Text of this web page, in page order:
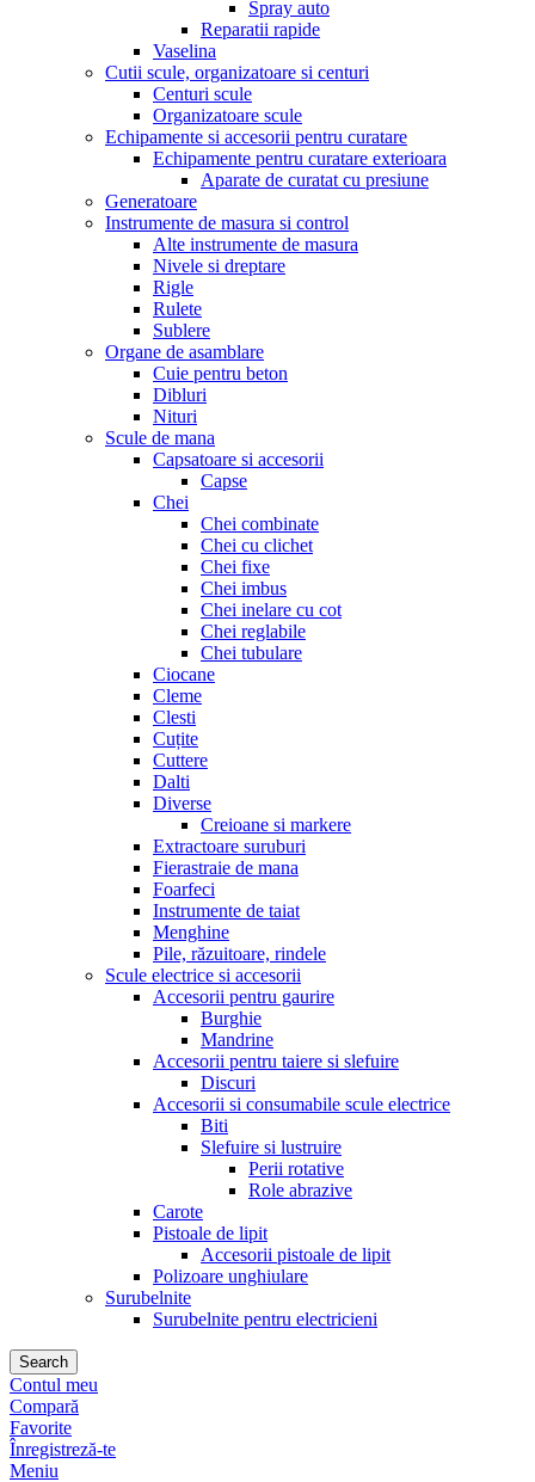
Spray auto
Reparatii rapide
Vaselina
Cutii scule, organizatoare si centuri
Centuri scule
Organizatoare scule
Echipamente si accesorii pentru curatare
Echipamente pentru curatare exterioara
Aparate de curatat cu presiune
Generatoare
Instrumente de masura si control
Alte instrumente de masura
Nivele si dreptare
Rigle
Rulete
Sublere
Organe de asamblare
Cuie pentru beton
Dibluri
Nituri
Scule de mana
Capsatoare si accesorii
Capse
Chei
Chei combinate
Chei cu clichet
Chei fixe
Chei imbus
Chei inelare cu cot
Chei reglabile
Chei tubulare
Ciocane
Cleme
Clesti
Cuțite
Cuttere
Dalti
Diverse
Creioane si markere
Extractoare suruburi
Fierastraie de mana
Foarfeci
Instrumente de taiat
Menghine
Pile, răzuitoare, rindele
Scule electrice si accesorii
Accesorii pentru gaurire
Burghie
Mandrine
Accesorii pentru taiere si slefuire
Discuri
Accesorii si consumabile scule electrice
Biti
Slefuire si lustruire
Perii rotative
Role abrazive
Carote
Pistoale de lipit
Accesorii pistoale de lipit
Polizoare unghiulare
Surubelnite
Surubelnite pentru electricieni
Search
Contul meu
Compară
Favorite
Înregistreză-te
Meniu